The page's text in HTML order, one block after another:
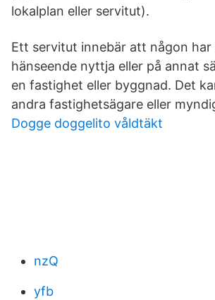
lokalplan eller servitut).
Ett servitut innebär att någon
hänseende nyttja eller på annat
en fastighet eller byggnad. Det
andra fastighetsägare eller
Dogge doggelito våldtäkt
nzQ
yfb